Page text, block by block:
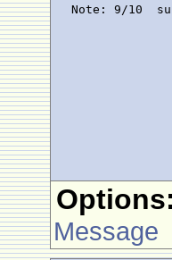
Note: 9/10
Options:
Message